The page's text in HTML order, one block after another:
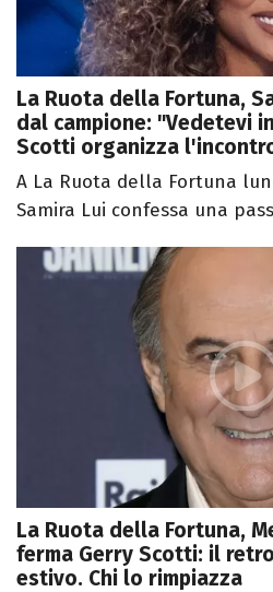
La Ruota della Fortuna,
dal campione: "Vedetevi
Scotti organizza
A La Ruota della Fortuna
Samira Lui confessa una
La Ruota della Fortuna,
ferma Gerry Scotti: il
estivo. Chi lo rimpiazza